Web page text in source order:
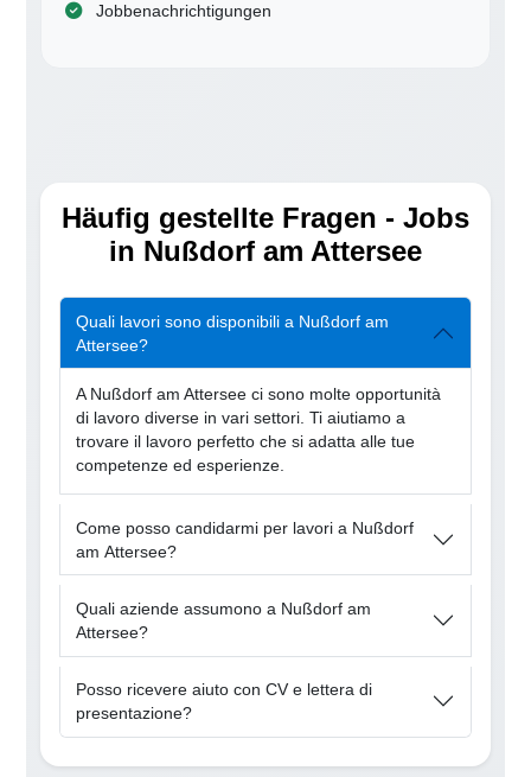
Jobbenachrichtigungen
Häufig gestellte Fragen - Jobs
in Nußdorf am Attersee
Quali lavori sono disponibili a Nußdorf am
Attersee?
A Nußdorf am Attersee ci sono molte opportunità
di lavoro diverse in vari settori. Ti aiutiamo a
trovare il lavoro perfetto che si adatta alle tue
competenze ed esperienze.
Come posso candidarmi per lavori a Nußdorf
am Attersee?
Quali aziende assumono a Nußdorf am
Attersee?
Posso ricevere aiuto con CV e lettera di
presentazione?